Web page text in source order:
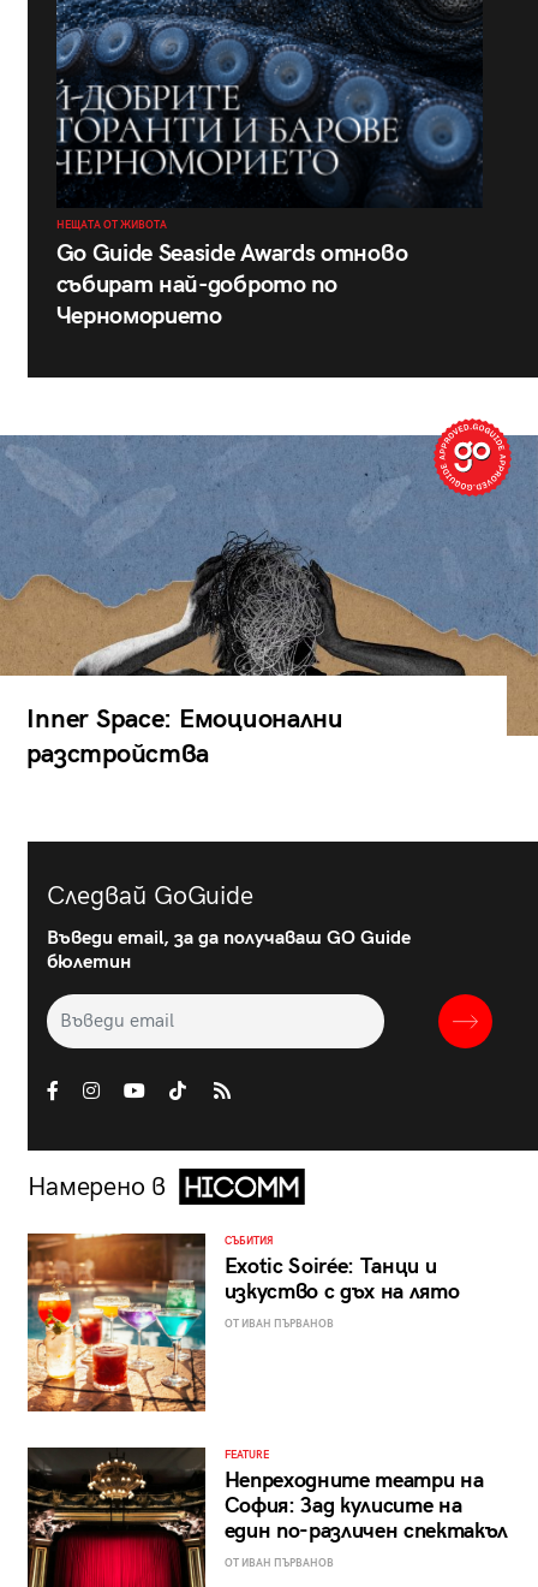
НЕЩАТА ОТ ЖИВОТА
Go Guide Seaside Awards отново
събират най-доброто по
Черноморието
Inner Space: Емоционални
разстройства
Следвай GoGuide
Въведи email, за да получаваш GO Guide
бюлетин
Намерено в
СЪБИТИЯ
Exotic Soirée: Танци и
изкуство с дъх на лято
ОТ ИВАН ПЪРВАНОВ
FEATURE
Непреходните театри на
София: Зад кулисите на
един по-различен спектакъл
ОТ ИВАН ПЪРВАНОВ